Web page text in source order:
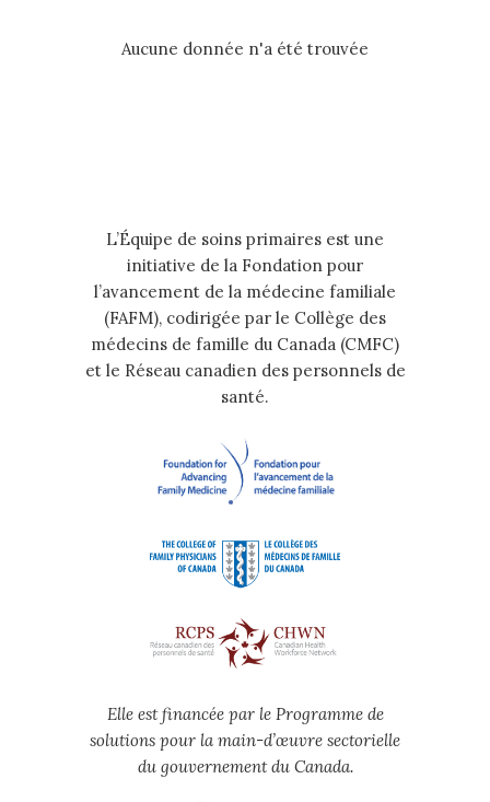
Aucune donnée n'a été trouvée
L’Équipe de soins primaires est une
initiative de la Fondation pour
l’avancement de la médecine familiale
(FAFM), codirigée par le Collège des
médecins de famille du Canada (CMFC)
et le Réseau canadien des personnels de
santé.
Elle est financée par le Programme de
solutions pour la main-d’œuvre sectorielle
du gouvernement du Canada.